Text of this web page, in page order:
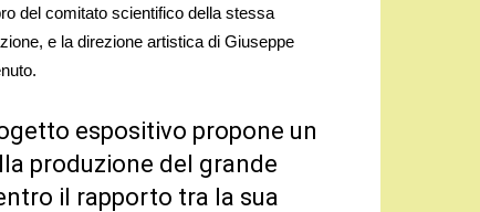
del comitato scientifico della stessa
e la direzione artistica di Giuseppe
espositivo propone un
produzione del grande
il rapporto tra la sua